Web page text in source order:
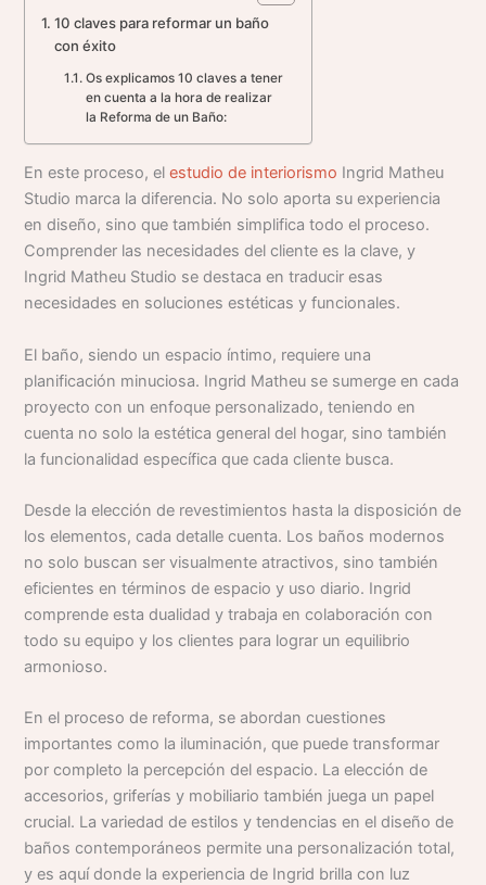
10 claves para reformar un baño
con éxito
Os explicamos 10 claves a tener
en cuenta a la hora de realizar
la Reforma de un Baño:
En este proceso, elestudio de interiorismo Ingrid Matheu
Studio marca la diferencia. No solo aporta su experiencia
en diseño, sino que también simplifica todo el proceso.
Comprender las necesidades del cliente es la clave, y
Ingrid Matheu Studio se destaca en traducir esas
necesidades en soluciones estéticas y funcionales.
El baño, siendo un espacio íntimo, requiere una
planificación minuciosa. Ingrid Matheu se sumerge en cada
proyecto con un enfoque personalizado, teniendo en
cuenta no solo la estética general del hogar, sino también
la funcionalidad específica que cada cliente busca.
Desde la elección de revestimientos hasta la disposición de
los elementos, cada detalle cuenta. Los baños modernos
no solo buscan ser visualmente atractivos, sino también
eficientes en términos de espacio y uso diario. Ingrid
comprende esta dualidad y trabaja en colaboración con
todo su equipo y los clientes para lograr un equilibrio
armonioso.
En el proceso de reforma, se abordan cuestiones
importantes como la iluminación, que puede transformar
por completo la percepción del espacio. La elección de
accesorios, griferías y mobiliario también juega un papel
crucial. La variedad de estilos y tendencias en el diseño de
baños contemporáneos permite una personalización total,
y es aquí donde la experiencia de Ingrid brilla con luz